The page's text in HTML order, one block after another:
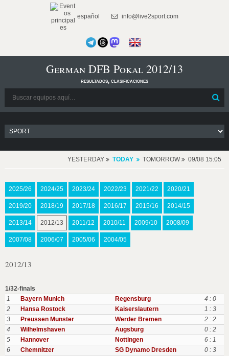
español info@live2sport.com
German DFB Pokal 2012/13
resultados, clasificaciones
YESTERDAY TODAY TOMORROW 09/08 15:05
2025/26 2024/25 2023/24 2022/23 2021/22 2020/21
2019/20 2018/19 2017/18 2016/17 2015/16 2014/15
2013/14 2012/13 2011/12 2010/11 2009/10 2008/09
2007/08 2006/07 2005/06 2004/05
2012/13
1/32-finals
1
Bayern Munich Regensburg
4 : 0
2
Hansa Rostock Kaiserslautern
1 : 3
3
Preussen Munster Werder Bremen
2 : 2
4
Wilhelmshaven Augsburg
0 : 2
5
Hannover Nottingen
6 : 1
6
Chemnitzer SG Dynamo Dresden
0 : 3